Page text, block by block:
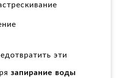
эти
запирание воды